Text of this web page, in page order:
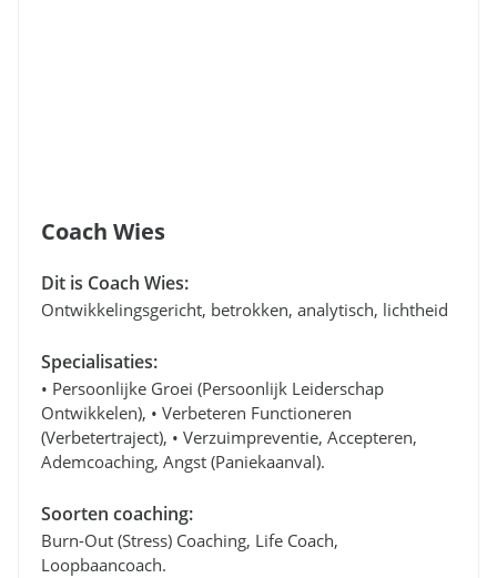
Coach Wies
Dit is Coach Wies:
Ontwikkelingsgericht, betrokken, analytisch, lichtheid
Specialisaties:
• Persoonlijke Groei (persoonlijk Leiderschap
Ontwikkelen), • Verbeteren Functioneren
(verbetertraject), • Verzuimpreventie, Accepteren,
Ademcoaching, Angst (paniekaanval).
Soorten coaching:
Burn-Out (stress) Coaching, Life Coach,
Loopbaancoach.